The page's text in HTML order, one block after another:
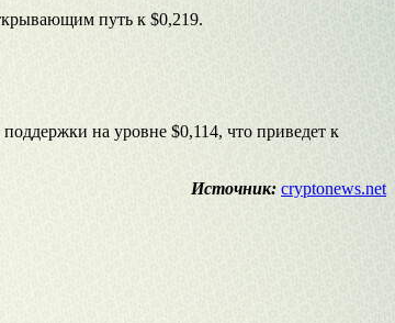
путь к $0,219.
на уровне $0,114, что приведет к
Источник: cryptonews.net